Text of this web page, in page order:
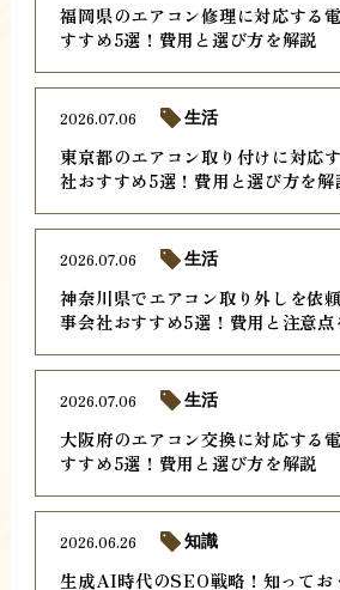
福岡県のエアコン修理に対応する
すすめ5選！費用と選び方を解説
東京都のエアコン取り付けに対応
社おすすめ5選！費用と選び方を解
2026.07.06 生活
神奈川県でエアコン取り外しを依
事会社おすすめ5選！費用と注意点
2026.07.06 生活
大阪府のエアコン交換に対応する
すすめ5選！費用と選び方を解説
2026.07.06 生活
生成AI時代のSEO戦略！知ってお
2026.06.26 知識